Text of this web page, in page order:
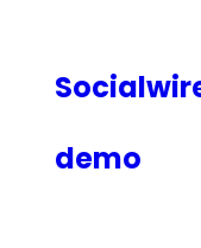
demo